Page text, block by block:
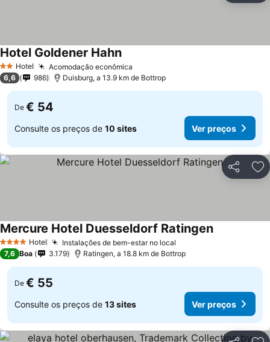
2 Estrelas
Hotel Acomodação econômica
Hotel Goldener HahnVer preços
6,6 986 Duisburg, a 13.9 km de Bottrop
De € 54
Consulte os preços de 10 sites Ver preços
Partilhar
4 EstrelasHotel Instalações de bem-estar no local
Mercure Hotel Duesseldorf RatingenVer preços
7,6 Boa 3.179 Ratingen, a 18.8 km de Bottrop
De € 55
Consulte os preços de 13 sites Ver preços